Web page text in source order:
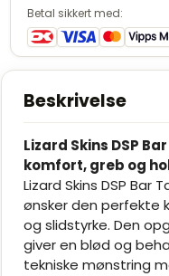
Mint Grøn
Sort
2.5mm
Celeste Grøn
Chokolade Brun
Cobalt Blå
Cool Grå
Crimson Rød
Diamond Hvid
Betal sikkert med:
Beskrivelse
Lizard Skins DSP
komfort, greb og
Lizard Skins DSP Bar
ønsker den perfekte
og slidstyrke. Den
giver en blød og
tekniske mønstring